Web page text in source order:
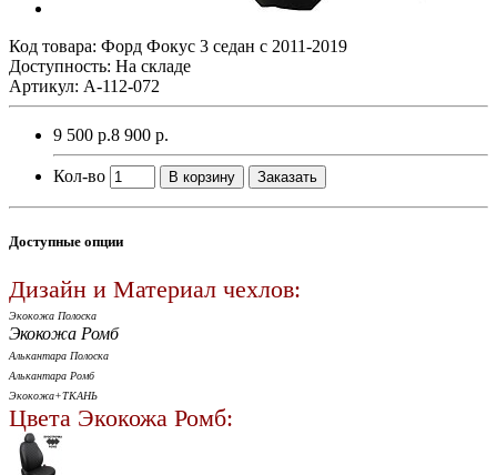
Код товара: Форд Фокус 3 седан с 2011-2019
Доступность: На складе
Артикул: A-112-072
9 500 р.8 900 р.
Кол-во В корзину Заказать
Доступные опции
Дизайн и Материал чехлов:
Экокожа Полоска
Экокожа Ромб
Алькантара Полоска
Алькантара Ромб
Экокожа+ТКАНЬ
Цвета Экокожа Ромб: